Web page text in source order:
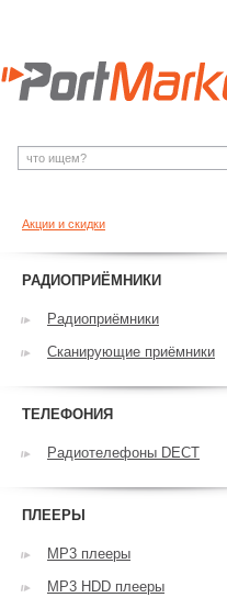
Акции и скидки
РАДИОПРИЁМНИКИ
Радиоприёмники
Сканирующие приёмники
ТЕЛЕФОНИЯ
Радиотелефоны DECT
ПЛЕЕРЫ
MP3 плееры
MP3 HDD плееры